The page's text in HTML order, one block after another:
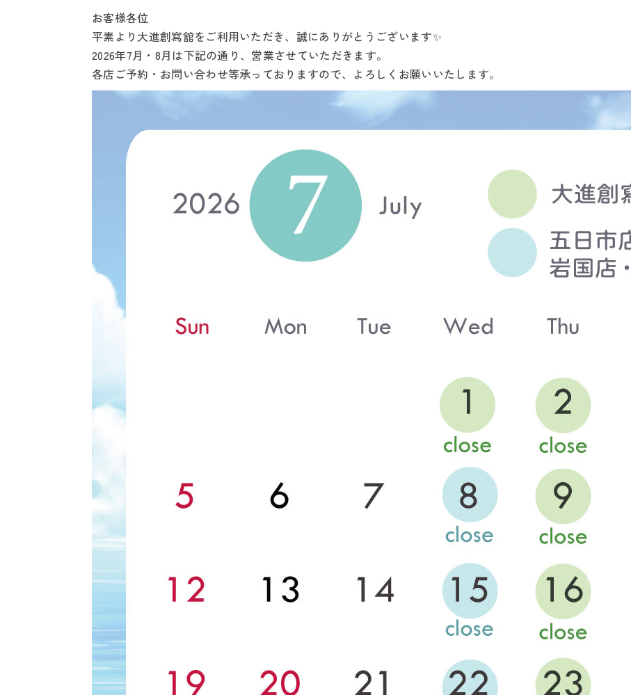
お客様各位
平素より大進創寫舘をご利用いただき、誠にありがとうございます✨
2026年7月・8月は下記の通り、営業させていただきます。
各店ご予約・お問い合わせ等承っておりますので、よろしくお願いいたします。